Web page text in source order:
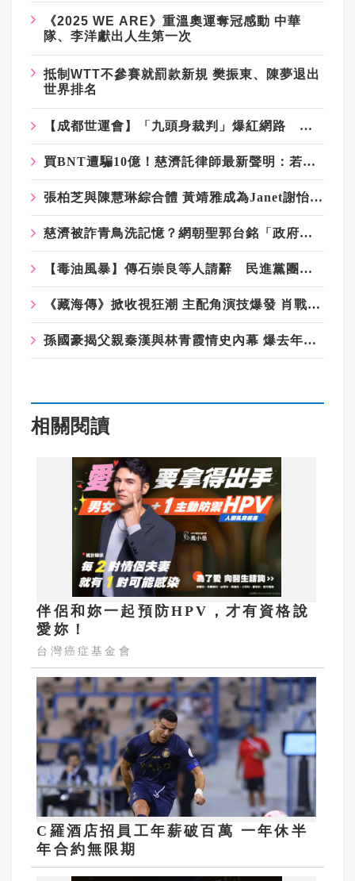
《2025 WE ARE》重溫奧運奪冠感動 中華
隊、李洋獻出人生第一次
抵制WTT不參賽就罰款新規 樊振東、陳夢退出
世界排名
【成都世運會】「九頭身裁判」爆紅網路 優雅氣質「法拉利」的魅力
買BNT遭騙10億！慈濟託律師最新聲明：若被告定罪 保留民事請求賠償
張柏芝與陳慧琳綜合體 黃靖雅成為Janet謝怡芬師妹
慈濟被詐青鳥洗記憶？網朝聖郭台銘「政府擋疫苗」貼文：大小姐說不要買
【毒油風暴】傳石崇良等人請辭 民進黨團稱「解讀合理」：但地方不要都甩鍋中央
《藏海傳》掀收視狂潮 主配角演技爆發 肖戰不是第一
孫國豪揭父親秦漢與林青霞情史內幕 爆去年見過林青霞女兒邢言愛
相關閱讀
伴侶和妳一起預防HPV，才有資格說
愛妳！
台灣癌症基金會
C羅酒店招員工年薪破百萬 一年休半
年合約無限期